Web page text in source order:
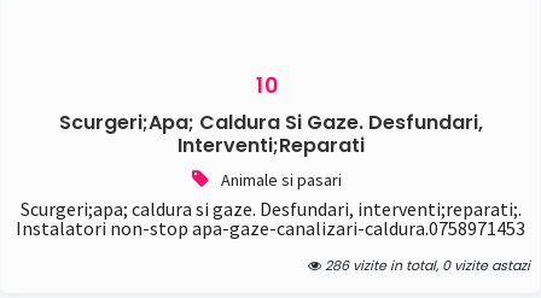
10
Scurgeri;apa; Caldura Si Gaze. Desfundari,
Interventi;reparati
Animale si pasari
Scurgeri;apa; caldura si gaze. Desfundari, interventi;reparati;.
Instalatori non-stop apa-gaze-canalizari-caldura.0758971453
286 vizite in total, 0 vizite astazi